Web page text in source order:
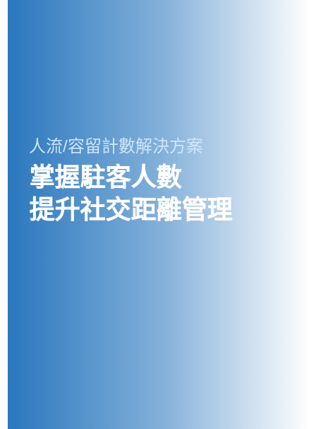
人流/容留計數解決方案
掌握駐客人數
提升社交距離管理